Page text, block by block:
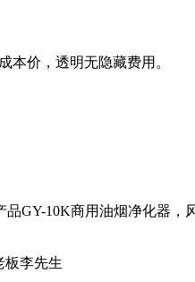
本价，透明无隐藏费用。
GY-10K商用油烟净化器，
板李先生